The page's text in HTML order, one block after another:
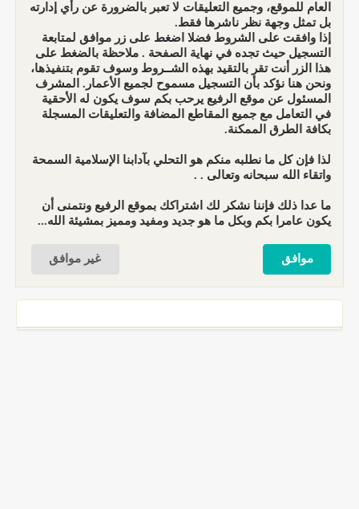
العام للموقع، وجميع التعليقات لا تعبر بالضرورة عن رأي إدارته
بل تمثل وجهة نظر ناشرها فقط.
إذا وافقت على الشروط فضلا اضغط على زر موافق لمتابعة
التسجيل حيث تجده في نهاية الصفحة . ملاحظة بالضغط على
هذا الزر أنت تقر بالتقيد بهذه الشــروط وسوف تقوم بتنفيذها،
ونحن هنا نؤكد بأن التسجيل مسموح لجميع الأعمار. المشرف
المسئول عن موقع الرفيع يرحب بكم سوف يكون له الأحقية
في التعامل مع جميع المقاطع المضافة والتعليقات المسجلة
بكافة الطرق الممكنة.
لذا فإن كل ما نطلبه منكم هو التحلي بآدابنا الإسلامية السمحة
واتقاء الله سبحانه وتعالى . .
ما عدا ذلك فإننا نشكر لك اشتراكك بموقع الرفيع ونتمنى أن
يكون عامرا بكم وبكل ما هو جديد ومفيد ومميز بمشيئة الله...